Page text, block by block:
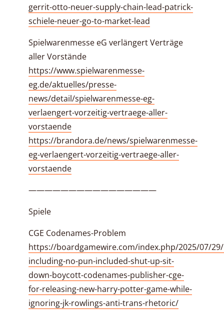
gerrit-otto-neuer-supply-chain-lead-patrick-
schiele-neuer-go-to-market-lead
Spielwarenmesse eG verlängert Verträge
aller Vorstände
https://www.spielwarenmesse-
eg.de/aktuelles/presse-
news/detail/spielwarenmesse-eg-
verlaengert-vorzeitig-vertraege-aller-
vorstaende
https://brandora.de/news/spielwarenmesse-
eg-verlaengert-vorzeitig-vertraege-aller-
vorstaende
————————————————
Spiele
CGE Codenames-Problem
https://boardgamewire.com/index.php/2025/07/
including-no-pun-included-shut-up-sit-
down-boycott-codenames-publisher-cge-
for-releasing-new-harry-potter-game-while-
ignoring-jk-rowlings-anti-trans-rhetoric/